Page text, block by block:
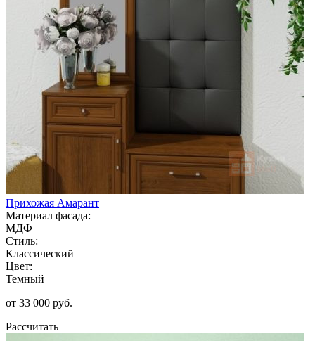
Прихожая Амарант
Материал фасада:
МДФ
Стиль:
Классический
Цвет:
Темный
от 33 000 руб.
Рассчитать